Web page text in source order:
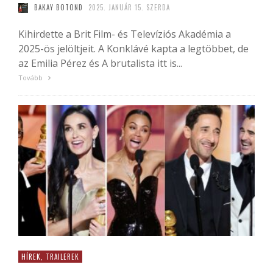
BAKAY BOTOND 2025. JANUÁR 15. SZERDA
Kihirdette a Brit Film- és Televíziós Akadémia a
2025-ös jelöltjeit. A Konklávé kapta a legtöbbet, de
az Emilia Pérez és A brutalista itt is...
Tovább
HÍREK, TRAILEREK